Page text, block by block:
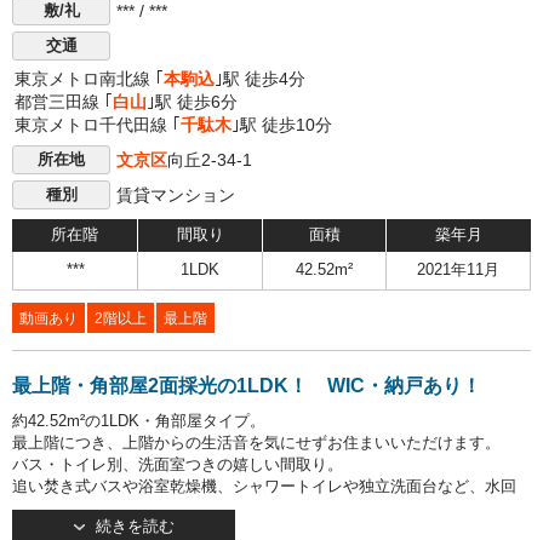
敷/礼 *** / ***
交通
東京メトロ南北線 ｢ 本駒込 ｣駅 徒歩4分
都営三田線 ｢ 白山 ｣駅 徒歩6分
東京メトロ千代田線 ｢ 千駄木 ｣駅 徒歩10分
所在地 文京区向丘2-34-1
種別 賃貸マンション
所在階 間取り 面積 築年月
*** 1LDK 42.52m² 2021年11月
動画あり 2階以上 最上階
最上階・角部屋2面採光の1LDK！ WIC・納戸あり！
約42.52m²の1LDK・角部屋タイプ。
最上階につき、上階からの生活音を気にせずお住まいいただけます。
バス・トイレ別、洗面室つきの嬉しい間取り。
追い焚き式バスや浴室乾燥機、シャワートイレや独立洗面台など、水回
りの設備が充実しています。
キッチンはIH3口コンロ設置済み。
続きを読む